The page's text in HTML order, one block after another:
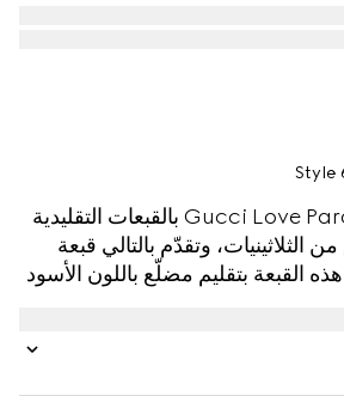
Style
تذكّرنا مجموعة Gucci Love Parade بالقبعات التقليدية
وتقدّم بالتالي قبعة
القبعة بتقليم مضلّع باللون الأسود